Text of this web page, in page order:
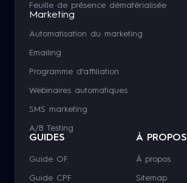
Feuille de présence dématérialisée
Marketing
Automatisation du marketing
Emailing
Programme d’affiliation
Webinaires automatiques
SMS marketing
A/B Testing
GUIDES
Guide OF
Guide CPF
À PROPOS
À propos
Sitemap